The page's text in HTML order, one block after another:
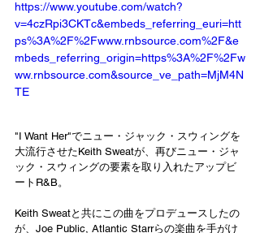
https://www.youtube.com/watch?
v=4czRpi3CKTc&embeds_referring_euri=htt
ps%3A%2F%2Fwww.rnbsource.com%2F&e
mbeds_referring_origin=https%3A%2F%2Fw
ww.rnbsource.com&source_ve_path=MjM4N
TE
"I Want Her"でニュー・ジャック・スウィングを
大流行させたKeith Sweatが、再びニュー・ジャ
ック・スウィングの要素を取り入れたアップビ
ートR&B。
Keith Sweatと共にこの曲をプロデュースしたの
が、Joe Public, Atlantic Starrらの楽曲を手がけ